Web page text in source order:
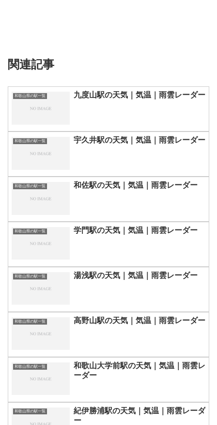
関連記事
和歌山県の駅一覧 九度山駅の天気｜気温｜雨雲レーダー
和歌山県の駅一覧 宇久井駅の天気｜気温｜雨雲レーダー
和歌山県の駅一覧 和佐駅の天気｜気温｜雨雲レーダー
和歌山県の駅一覧 学門駅の天気｜気温｜雨雲レーダー
和歌山県の駅一覧 湯浅駅の天気｜気温｜雨雲レーダー
和歌山県の駅一覧 高野山駅の天気｜気温｜雨雲レーダー
和歌山県の駅一覧
和歌山大学前駅の天気｜気温｜雨雲レ
ーダー
和歌山県の駅一覧
紀伊勝浦駅の天気｜気温｜雨雲レーダ
ー